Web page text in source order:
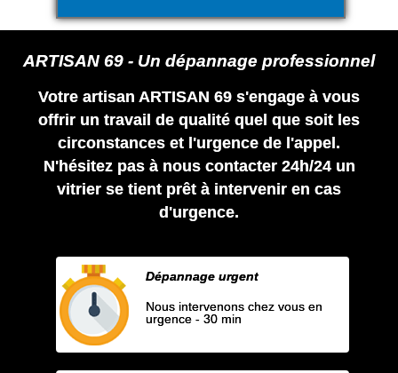
ARTISAN 69 - Un dépannage professionnel
Votre artisan ARTISAN 69 s'engage à vous
offrir un travail de qualité quel que soit les
circonstances et l'urgence de l'appel.
N'hésitez pas à nous contacter 24h/24 un
vitrier se tient prêt à intervenir en cas
d'urgence.
Dépannage urgent
Nous intervenons chez vous en
urgence - 30 min